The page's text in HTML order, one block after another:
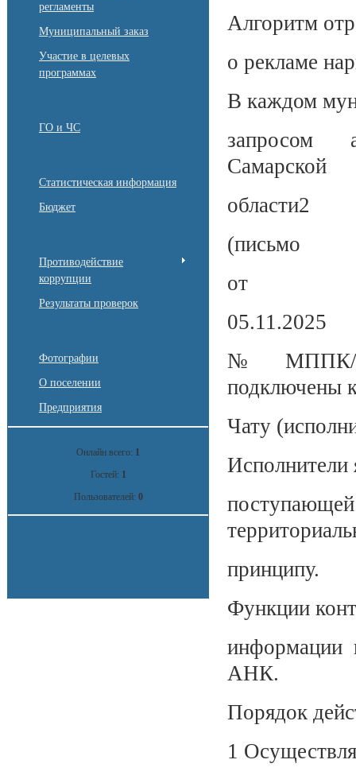
регламенты
Муниципальный заказ
Участие в целевых
программах
ГО и ЧС
Статистическая информация
Бюджет
Противодействие
коррупции
Результаты проверок
Фотографии
О поселении
Предприятия
Онлайн всего: 1
Гостей: 1
Пользователей: 0
Алгоритм
о рекламе
В каждом
запросом
Самарской
области2
(письмо
от
05.11.2025
№ МППК/
подключены
Чату
Исполнители
принципу.
Функции
информации
АНК.
Порядок
1